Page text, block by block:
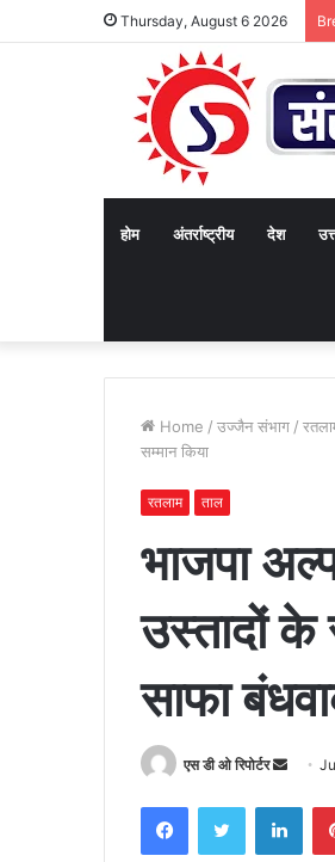
Thursday, August 6 2026
होम अंतर्राष्ट्रीय देश
Home / उज्जैन संभाग /
सम्मान किया
रतलाम ताल
भाजपा
उस्तादों के
साफा
एस डी ओ रिपोर्टर
Send
FacebookTwitter